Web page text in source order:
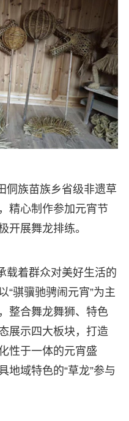
侗族苗族乡省级非遗草
精心制作参加元宵节
展舞龙排练。
载着群众对美好生活的
“骐骥驰骋闹元宵”为主
整合舞龙舞狮、特色
展示四大板块，打造
性于一体的元宵盛
地域特色的“草龙”参与